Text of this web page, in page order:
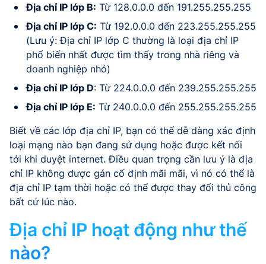
Địa chỉ IP lớp B: Từ 128.0.0.0 đến 191.255.255.255
Địa chỉ IP lớp C: Từ 192.0.0.0 đến 223.255.255.255
(Lưu ý: Địa chỉ IP lớp C thường là loại địa chỉ IP
phổ biến nhất được tìm thấy trong nhà riêng và
doanh nghiệp nhỏ)
Địa chỉ IP lớp D: Từ 224.0.0.0 đến 239.255.255.255
Địa chỉ IP lớp E: Từ 240.0.0.0 đến 255.255.255.255
Biết về các lớp địa chỉ IP, bạn có thể dễ dàng xác định
loại mạng nào bạn đang sử dụng hoặc được kết nối
tới khi duyệt internet. Điều quan trọng cần lưu ý là địa
chỉ IP không được gán cố định mãi mãi, vì nó có thể là
địa chỉ IP tạm thời hoặc có thể được thay đổi thủ công
bất cứ lúc nào.
Địa chỉ IP hoạt động như thế
nào?